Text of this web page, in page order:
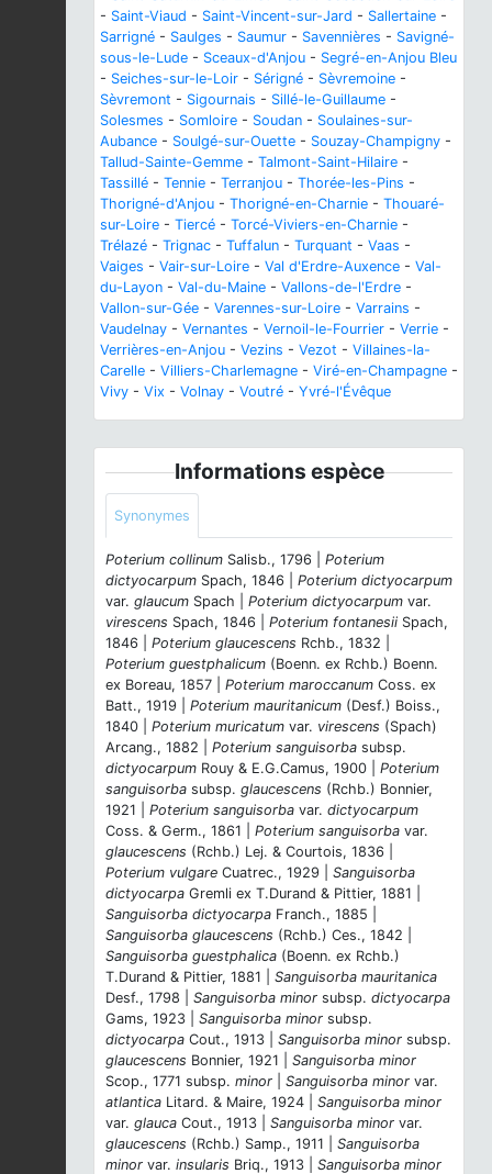
- Saint-Viaud - Saint-Vincent-sur-Jard - Sallertaine -
Sarrigné - Saulges - Saumur - Savennières - Savigné-
sous-le-Lude - Sceaux-d'Anjou - Segré-en-Anjou Bleu
- Seiches-sur-le-Loir - Sérigné - Sèvremoine -
Sèvremont - Sigournais - Sillé-le-Guillaume -
Solesmes - Somloire - Soudan - Soulaines-sur-
Aubance - Soulgé-sur-Ouette - Souzay-Champigny -
Tallud-Sainte-Gemme - Talmont-Saint-Hilaire -
Tassillé - Tennie - Terranjou - Thorée-les-Pins -
Thorigné-d'Anjou - Thorigné-en-Charnie - Thouaré-
sur-Loire - Tiercé - Torcé-Viviers-en-Charnie -
Trélazé - Trignac - Tuffalun - Turquant - Vaas -
Vaiges - Vair-sur-Loire - Val d'Erdre-Auxence - Val-
du-Layon - Val-du-Maine - Vallons-de-l'Erdre -
Vallon-sur-Gée - Varennes-sur-Loire - Varrains -
Vaudelnay - Vernantes - Vernoil-le-Fourrier - Verrie -
Verrières-en-Anjou - Vezins - Vezot - Villaines-la-
Carelle - Villiers-Charlemagne - Viré-en-Champagne -
Vivy - Vix - Volnay - Voutré - Yvré-l'Évêque
Informations espèce
Synonymes
Poterium collinum Salisb., 1796 | Poterium
dictyocarpum Spach, 1846 | Poterium dictyocarpum
var. glaucum Spach | Poterium dictyocarpum var.
virescens Spach, 1846 | Poterium fontanesii Spach,
1846 | Poterium glaucescens Rchb., 1832 |
Poterium guestphalicum (Boenn. ex Rchb.) Boenn.
ex Boreau, 1857 | Poterium maroccanum Coss. ex
Batt., 1919 | Poterium mauritanicum (Desf.) Boiss.,
1840 | Poterium muricatum var. virescens (Spach)
Arcang., 1882 | Poterium sanguisorba subsp.
dictyocarpum Rouy & E.G.Camus, 1900 | Poterium
sanguisorba subsp. glaucescens (Rchb.) Bonnier,
1921 | Poterium sanguisorba var. dictyocarpum
Coss. & Germ., 1861 | Poterium sanguisorba var.
glaucescens (Rchb.) Lej. & Courtois, 1836 |
Poterium vulgare Cuatrec., 1929 | Sanguisorba
dictyocarpa Gremli ex T.Durand & Pittier, 1881 |
Sanguisorba dictyocarpa Franch., 1885 |
Sanguisorba glaucescens (Rchb.) Ces., 1842 |
Sanguisorba guestphalica (Boenn. ex Rchb.)
T.Durand & Pittier, 1881 | Sanguisorba mauritanica
Desf., 1798 | Sanguisorba minor subsp. dictyocarpa
Gams, 1923 | Sanguisorba minor subsp.
dictyocarpa Cout., 1913 | Sanguisorba minor subsp.
glaucescens Bonnier, 1921 | Sanguisorba minor
Scop., 1771 subsp. minor Sanguisorba minor var.
atlantica Litard. & Maire, 1924 | Sanguisorba minor
var. glauca Cout., 1913 | Sanguisorba minor var.
glaucescens (Rchb.) Samp., 1911 | Sanguisorba
minor var. insularis Briq., 1913 | Sanguisorba minor